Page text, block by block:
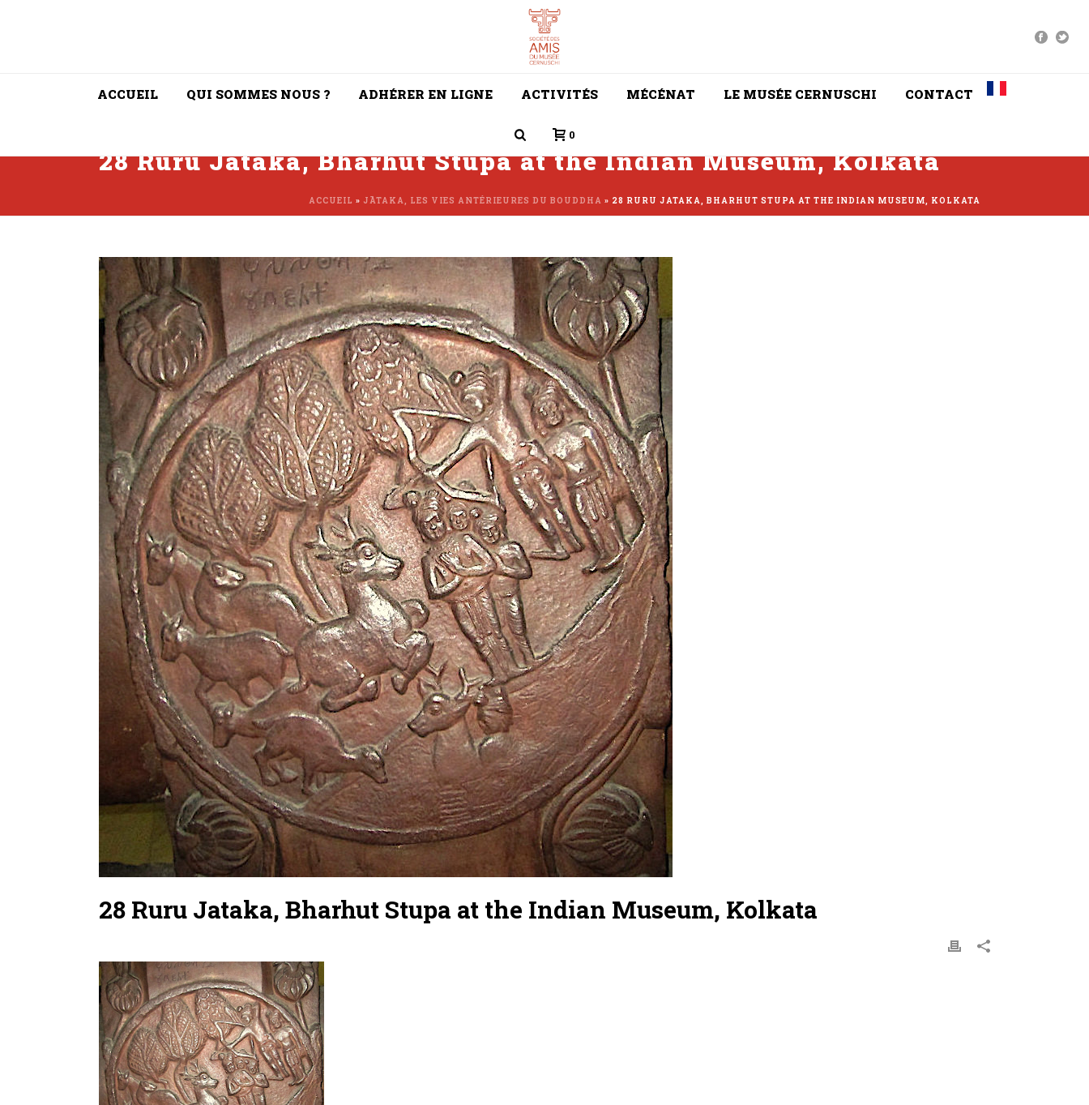
ACCUEIL QUI SOMMES NOUS ? ADHÉRER EN LIGNE ACTIVITÉS MÉCÉNAT LE MUSÉE CERNUSCHI CONTACT
0
28 Ruru Jataka, Bharhut Stupa at the Indian Museum, Kolkata
ACCUEIL » JĀTAKA, LES VIES ANTÉRIEURES DU BOUDDHA » 28 RURU JATAKA, BHARHUT STUPA AT THE INDIAN MUSEUM, KOLKATA
28 Ruru Jataka, Bharhut Stupa at the Indian Museum, Kolkata